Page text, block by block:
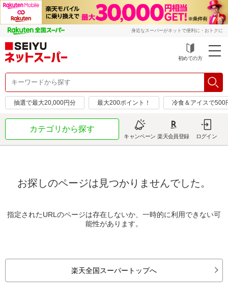
身近なスーパーがネットで便利に・おトクに
初めての方
抽選で最大20,000円分 最大200ポイント！ 冷食＆アイスで500
カテゴリから探す
キャンペーン 楽天会員登録 ログイン
お探しのページは見つかりませんでした。
指定されたURLのページは存在しないか、一時的に利用できない可
能性があります。
楽天全国スーパートップへ